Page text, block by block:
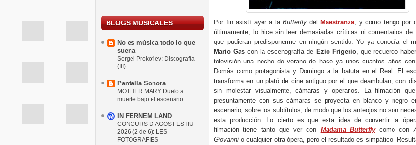
BLOGS MUSICALES
No es música todo lo que
suena
Sergei Prokofiev: Discografía
(III)
Pantalla Sonora
MOTHER MARY Duelo a
muerte bajo el escenario
IN FERNEM LAND
CONCURS D’AGOST ESTIU
2026 (2 de 6): LES
FOTOGRAFIES
Por fin asistí ayer a laButterfly del Maestranza, y como tengo por
últimamente, lo hice sin leer demasiadas críticas ni comentarios de
que pudieran predisponerme en ningún sentido. Yo ya conocía el
Mario Gas con la escenografía de Ezio Frigerio, que recuerdo
televisión una noche de verano de hace ya unos cuantos años con
Domâs como protagonista y Domingo a la batuta en el Real. El
transforma en un plató de cine antiguo por el que deambulan, con
sin molestar visualmente, cámaras y operarios. La filmación
presuntamente con sus cámaras se proyecta en blanco y negro
escenario, sobre los subtítulos, de modo que los anteojos no son
esta producción. Lo cierto es que esta idea de convertir la
filmación tiene tanto que ver con Madama Butterflycomo con
Giovanni o cualquier otra ópera, pero el resultado es simpático.